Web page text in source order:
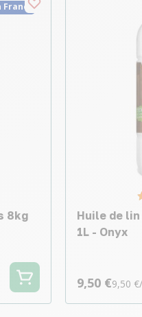
France
8kg
Huile de
1L - Onyx
9,50 €9,50